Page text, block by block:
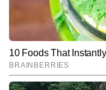
कवरेज किया।
जैसे-जैसे आगे बढ़ा
के साक्षात्कार किए
इंग्लिश और हिंदी
तकरीबन 6000 से
जगत के तमाम बड़े
तैयार किए हैं।